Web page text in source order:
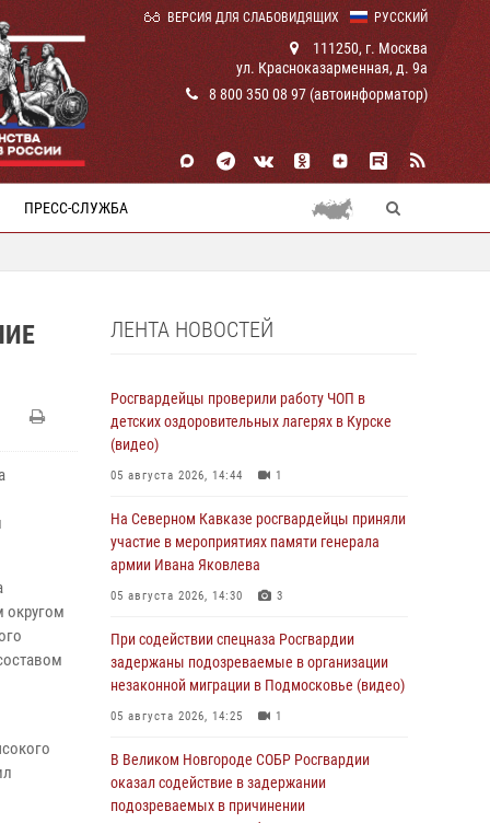
РУССКИЙ
ВЕРСИЯ ДЛЯ СЛАБОВИДЯЩИХ
111250, г. Москва
ул. Красноказарменная, д. 9а
8 800 350 08 97 (автоинформатор)
ПРЕСС-СЛУЖБА
округом
ЛЕНТА НОВОСТЕЙ
Росгвардейцы проверили работу ЧОП в
детских оздоровительных лагерях в Курске
(видео)
05 августа 2026, 14:44 1
На Северном Кавказе росгвардейцы приняли
участие в мероприятиях памяти генерала
армии Ивана Яковлева
05 августа 2026, 14:30 3
При содействии спецназа Росгвардии
задержаны подозреваемые в организации
незаконной миграции в Подмосковье (видео)
05 августа 2026, 14:25 1
В Великом Новгороде СОБР Росгвардии
оказал содействие в задержании
подозреваемых в причинении